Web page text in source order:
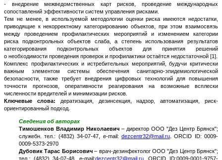
- внедрение межведомственных карт рисков, проведение международных
сопоставлений эффективности систем управления рисками.
Тем не менее, в используемой методологии оценки риска имеются недостатки,
приводящие к некорректному категорированию объектов, при этом взаимосвязь
между проведением профилактических мероприятий и изменением категории
риска подконтрольных объектов слаба, а степень использования результатов
категорирования подконтрольных объектов для принятия решений
о необходимости проведения проверок и профилактики остаётся недостаточной [1].
Комплекс профилактических и истребительных мероприятий, будучи критически
важным элементом системы обеспечения санитарно-эпидемиологической
безопасности, также требует внедрения цифровых технологий для повышения
точности прогнозов, оперативности реагирования на возможные всплески
численности вредителей и минимизации рисков.
Ключевые слова: дератизация, дезинсекция, надзор, автоматизация, риск-
ориентированный подход.
Сведения об авторах
Тимошенков Владимир Николаевич – директор ООО "Дез Центр Брянск";
служебн. тел.: (4832) 34-07-47, e-mail: dezcentr32@mail.ru. ORCID ID: 0009-
0009-5373-2970
Дубовик Тарас Борисович– врач-дезинфектолог ООО "Дез Центр Брянск";
тел.: (4832) 34-07-48, e-mail:dezcentr32@mail.ru. ORCID ID:0009-0001-9757-